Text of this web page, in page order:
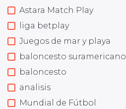
Astara Match Play
liga betplay
Juegos de mar y playa
baloncesto suramericano
baloncesto
analisis
Mundial de Fútbol